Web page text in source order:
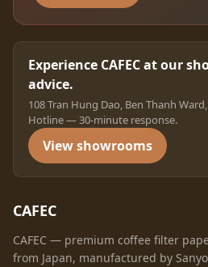
Experience CAFEC at our
advice.
108 Tran Hung Dao, Ben Thanh
Hotline — 30-minute response.
View showrooms
CAFEC
CAFEC — premium coffee filter
from Japan, manufactured by